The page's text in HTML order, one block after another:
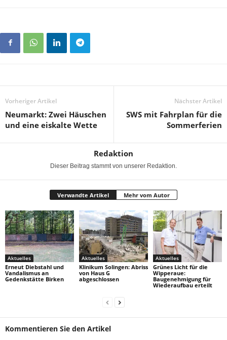
Vorheriger Artikel
Neumarkt: Zwei Häuschen
und eine eiskalte Wette
Nächster Artikel
SWS mit Fahrplan für die
Sommerferien
Redaktion
Dieser Beitrag stammt von unserer Redaktion.
Verwandte Artikel Mehr vom Autor
Aktuelles
Erneut Diebstahl und
Vandalismus an
Gedenkstätte Birken
Aktuelles
Klinikum Solingen: Abriss
von Haus G
abgeschlossen
Aktuelles
Grünes Licht für die
Wipperaue:
Baugenehmigung für
Wiederaufbau erteilt
Kommentieren Sie den Artikel